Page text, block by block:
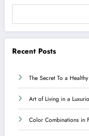
Recent Posts
The Secret To a
Art of Living in a
Color Combinations in